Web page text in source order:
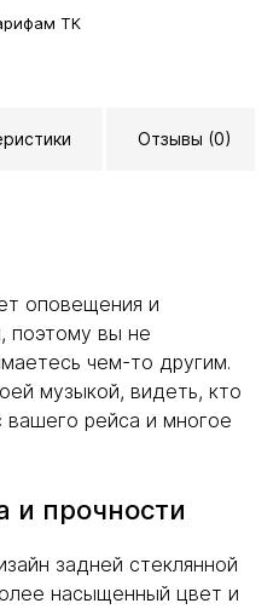
ТК
Отзывы (0)
оповещения и
поэтому вы не
чем-то другим.
музыкой, видеть, кто
вашего рейса и многое
и прочности
задней стеклянной
насыщенный цвет и